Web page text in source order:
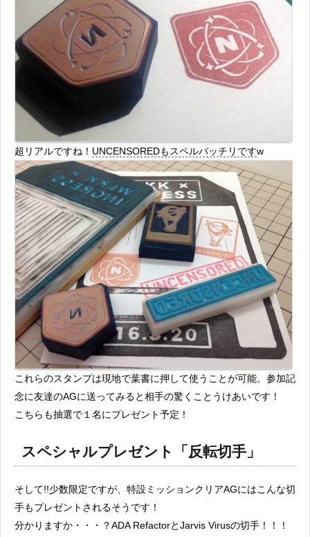
超リアルですね！ UNCENSOREDもスペルバッチリですw
これらのスタンプは現地で葉書に押して使うことが可能。参加記
念に友達のAGに送ってみると相手の驚くことうけあいです！
こちらも抽選で１名にプレゼント予定！
スペシャルプレゼント「反転切手」
そして!!少数限定ですが、特設ミッションクリアAGにはこんな切
手もプレゼントされるそうです！
分かりますか・・・？ADA RefactorとJarvis Virusの切手！！！